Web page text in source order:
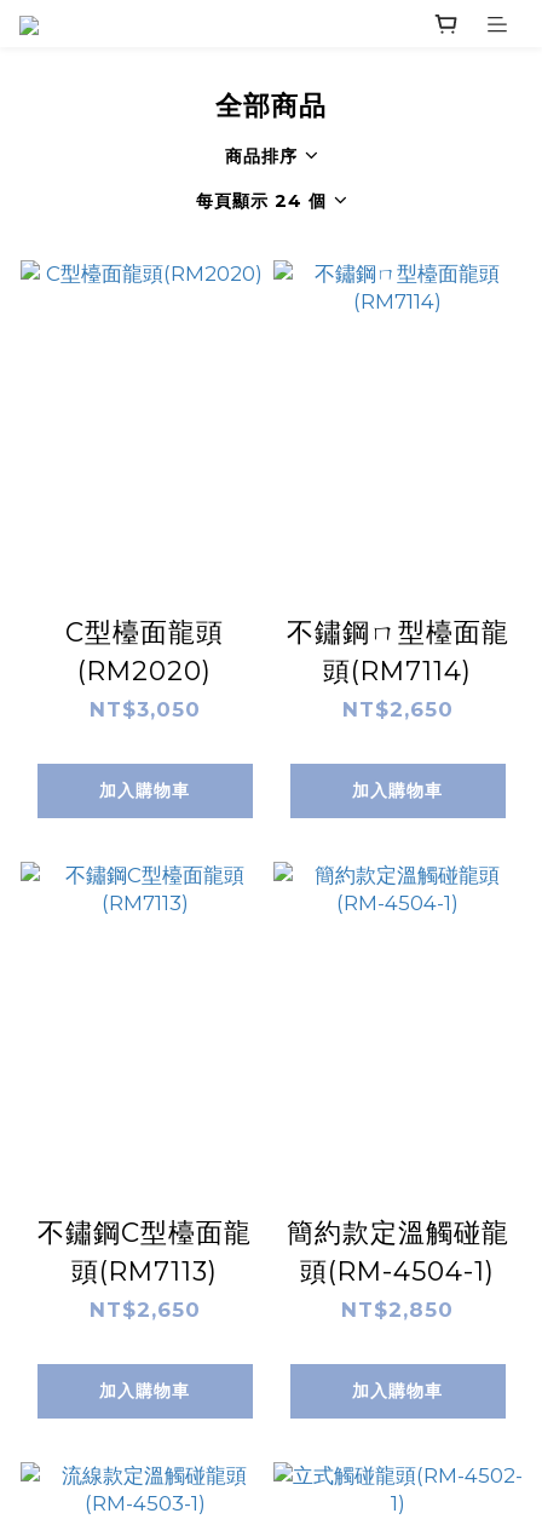
全部商品
商品排序
每頁顯示 24 個
C型檯面龍頭
(RM2020)
NT$3,050
加入購物車
不鏽鋼ㄇ型檯面龍
頭(RM7114)
NT$2,650
加入購物車
不鏽鋼C型檯面龍
頭(RM7113)
NT$2,650
加入購物車
簡約款定溫觸碰龍
頭(RM-4504-1)
NT$2,850
加入購物車